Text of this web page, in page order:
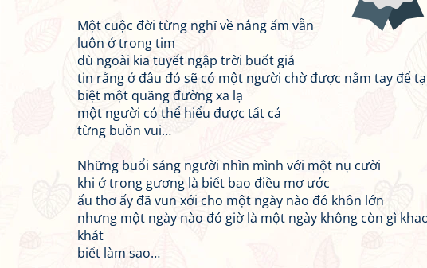
Một cuộc đời từng nghĩ về nắng ấm vẫn
luôn ở trong tim
dù ngoài kia tuyết ngập trời buốt giá
tin rằng ở đâu đó sẽ có một người chờ được nắm tay để
biệt một quãng đường xa lạ
một người có thể hiểu được tất cả
từng buồn vui…
Những buổi sáng người nhìn mình với một nụ cười
khi ở trong gương là biết bao điều mơ ước
ấu thơ ấy đã vun xới cho một ngày nào đó khôn lớn
nhưng một ngày nào đó giờ là một ngày không còn gì
khát
biết làm sao…